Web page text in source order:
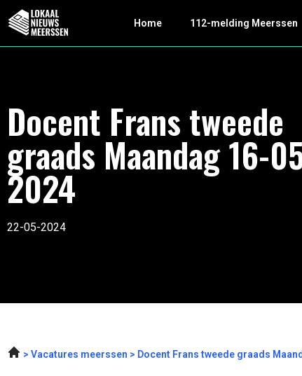
Home 112-melding Meerssen
Docent Frans tweede
graads Maandag 16-
2024
22-05-2024
Vacatures meerssen Docent Frans tweede graads